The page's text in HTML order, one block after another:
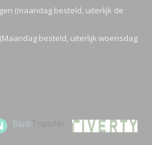
(maandag besteld, uiterlijk de
besteld, uiterlijk woensdag